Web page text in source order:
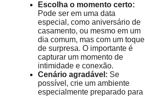
Escolha o momento certo:
Pode ser em uma data
especial, como aniversário de
casamento, ou mesmo em um
dia comum, mas com um toque
de surpresa. O importante é
capturar um momento de
intimidade e conexão.
Cenário agradável: Se
possível, crie um ambiente
especialmente preparado para